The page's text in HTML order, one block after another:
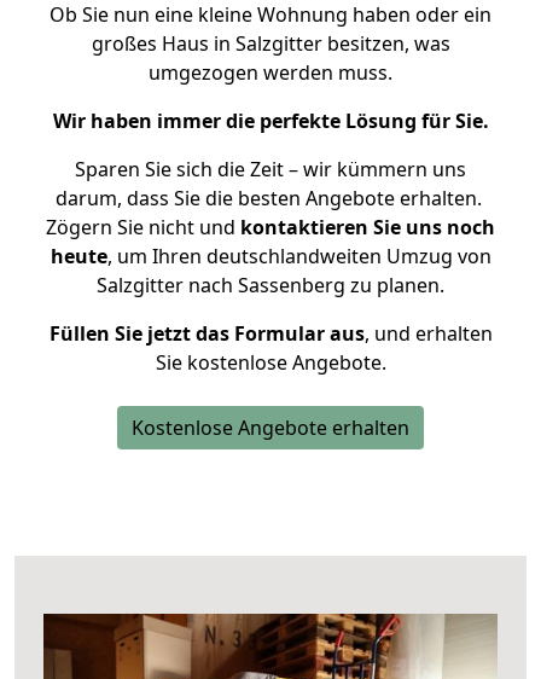
Ob Sie nun eine kleine Wohnung haben oder ein
großes Haus in Salzgitter besitzen, was
umgezogen werden muss.
Wir haben immer die perfekte Lösung für Sie.
Sparen Sie sich die Zeit – wir kümmern uns
darum, dass Sie die besten Angebote erhalten.
Zögern Sie nicht und kontaktieren Sie uns noch
heute, um Ihren deutschlandweiten Umzug von
Salzgitter nach Sassenberg zu planen.
Füllen Sie jetzt das Formular aus, und erhalten
Sie kostenlose Angebote.
Kostenlose Angebote erhalten